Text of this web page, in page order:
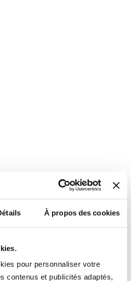
À propos des cookies
pour personnaliser votre
contenus et publicités adaptés,